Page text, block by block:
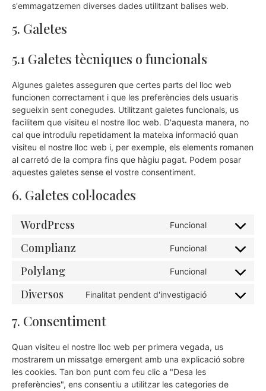
s'emmagatzemen diverses dades utilitzant balises web.
5. Galetes
5.1 Galetes tècniques o funcionals
Algunes galetes asseguren que certes parts del lloc web
funcionen correctament i que les preferències dels usuaris
segueixin sent conegudes. Utilitzant galetes funcionals, us
facilitem que visiteu el nostre lloc web. D'aquesta manera, no
cal que introduïu repetidament la mateixa informació quan
visiteu el nostre lloc web i, per exemple, els elements romanen
al carretó de la compra fins que hàgiu pagat. Podem posar
aquestes galetes sense el vostre consentiment.
6. Galetes col·locades
WordPress Funcional
Complianz Funcional
Polylang Funcional
Diversos Finalitat pendent d'investigació
7. Consentiment
Quan visiteu el nostre lloc web per primera vegada, us
mostrarem un missatge emergent amb una explicació sobre
les cookies. Tan bon punt com feu clic a "Desa les
preferències", ens consentiu a utilitzar les categories de